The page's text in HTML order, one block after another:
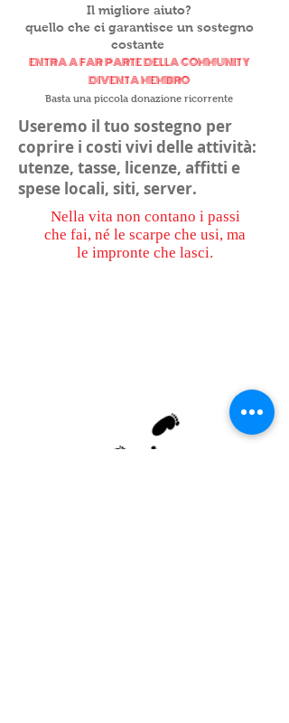
Il migliore aiuto?
quello che ci garantisce un sostegno
costante
ENTRA A FAR PARTE DELLA COMMUNITY
DIVENTA MEMBRO
Basta una piccola donazione ricorrente
Useremo il tuo sostegno per
coprire i costi vivi delle attività:
utenze, tasse, licenze, affitti e
spese locali, siti, server.
Nella vita non contano i passi
che fai, né le scarpe che usi, ma
le impronte che lasci.